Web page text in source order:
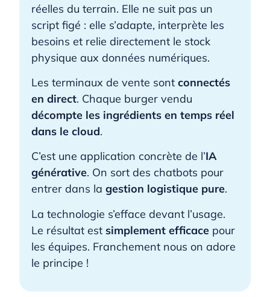
réelles du terrain. Elle ne suit pas un
script figé : elle s’adapte, interprète les
besoins et relie directement le stock
physique aux données numériques.
Les terminaux de vente sont connectés
en direct. Chaque burger vendu
décompte les ingrédients en temps réel
dans le cloud.
C’est une application concrète de l’IA
générative. On sort des chatbots pour
entrer dans la gestion logistique pure.
La technologie s’efface devant l’usage.
Le résultat est simplement efficace pour
les équipes. Franchement nous on adore
le principe !